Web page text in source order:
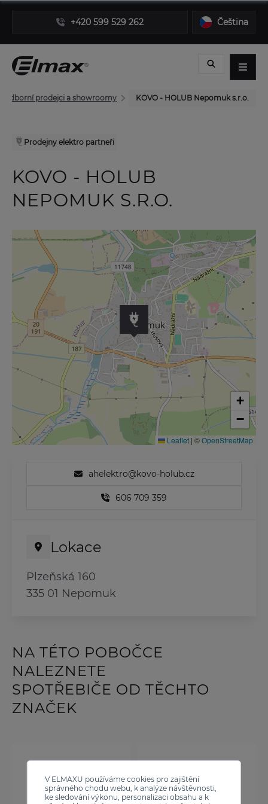
V ELMAXU používáme cookies pro zajištění
správného chodu webu, k analýze návštěvnosti,
ke sledování výkonu, personalizaci obsahu a k
+420 599 529 262 Čeština
Odborní prodejci a showroomy KOVO - HOLUB Nepomuk s.r.o.
Prodejny elektro partneři
KOVO - HOLUB
NEPOMUK S.R.O.
ahelektro@kovo-holub.cz
606 709 359
Lokace
Plzeňská 160
335 01 Nepomuk
+
−
Leaflet | ©OpenStreetMap
NA TÉTO POBOČCE
NALEZNETE
SPOTŘEBIČE OD TĚCHTO
ZNAČEK